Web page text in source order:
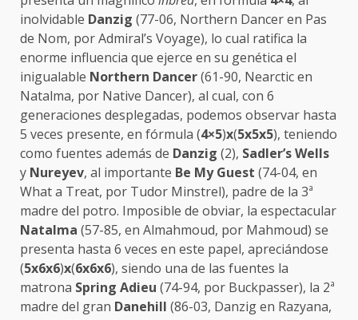
inolvidable Danzig (77-06, Northern Dancer en Pas
de Nom, por Admiral’s Voyage), lo cual ratifica la
enorme influencia que ejerce en su genética el
inigualable Northern Dancer(61-90, Nearctic en
Natalma, por Native Dancer), al cual, con 6
generaciones desplegadas, podemos observar hasta
5 veces presente, en fórmula (4×5)x(5x5x5), teniendo
como fuentes además de Danzig (2), Sadler’s Wells
y Nureyev, al importante Be My Guest (74-04, en
What a Treat, por Tudor Minstrel), padre de la 3ª
madre del potro. Imposible de obviar, la espectacular
Natalma (57-85, en Almahmoud, por Mahmoud) se
presenta hasta 6 veces en este papel, apreciándose
(5x6x6)x(6x6x6), siendo una de las fuentes la
matrona Spring Adieu (74-94, por Buckpasser), la 2ª
madre del gran Danehill (86-03, Danzig en Razyana,